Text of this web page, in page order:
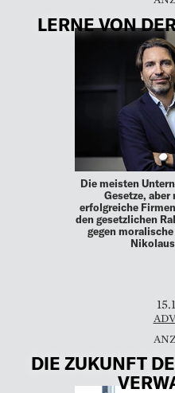
LERNE VON
Die meisten
Gesetze,
erfolgreiche
den gesetzlichen
gegen
DIE ZUKUNFT